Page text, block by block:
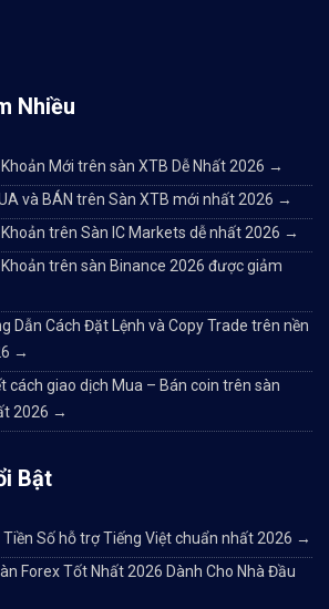
Nhiều
Mới trên sàn XTB Dễ Nhất 2026 →
và BÁN trên Sàn XTB mới nhất 2026 →
trên Sàn IC Markets dễ nhất 2026 →
trên sàn Binance 2026 được giảm
Dẫn Cách Đặt Lệnh và Copy Trade trên nền
→
cách giao dịch Mua – Bán coin trên sàn
2026 →
Bật
Số hỗ trợ Tiếng Việt chuẩn nhất 2026 →
Forex Tốt Nhất 2026 Dành Cho Nhà Đầu